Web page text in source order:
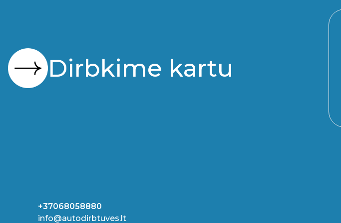
Dirbkime kartu
+37068058880
info@autodirbtuves.lt